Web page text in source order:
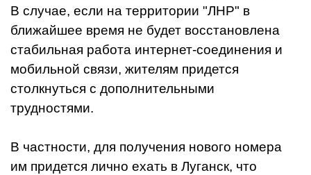
В случае, если на территории "ЛНР" в
ближайшее время не будет восстановлена
стабильная работа интернет-соединения и
мобильной связи, жителям придется
столкнуться с дополнительными
трудностями.
В частности, для получения нового номера
им придется лично ехать в Луганск, что